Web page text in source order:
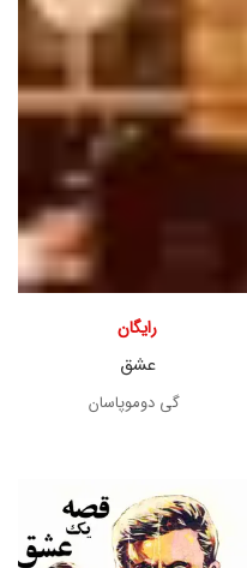
عشق
رایگان
گی دوموپاسان